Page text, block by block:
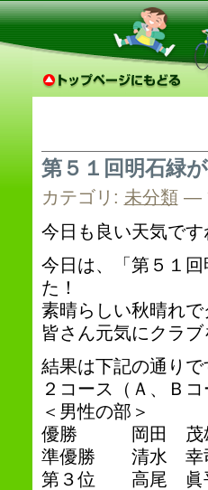
第５１回明石緑
カテゴリ: 未分類—
今日も良い天気です
今日は、「第５１
た！
素晴らしい秋晴れ
皆さん元気にクラ
結果は下記の通り
２コース（Ａ、Ｂ
＜男性の部＞
優勝 岡田 茂雄（
準優勝 清水 幸司
第３位 高尾 眞平